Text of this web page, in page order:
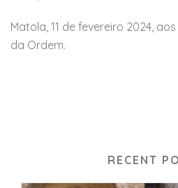
Matola, 11 de fevereiro 2024,
da Ordem.
RECENT